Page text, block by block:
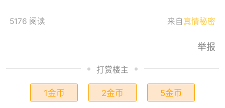
5176 阅读 来自真情秘密
举报
打赏楼主
1金币 2金币 5金币